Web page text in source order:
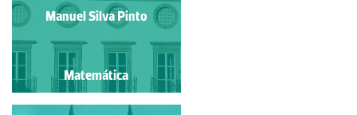
Isabel Gil
Matemática
Manuel Silva Pinto
Matemática